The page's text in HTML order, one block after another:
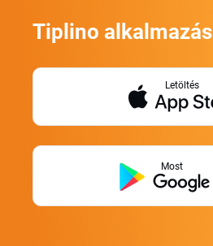
Tiplino alkalmazás
Letöltés
Most